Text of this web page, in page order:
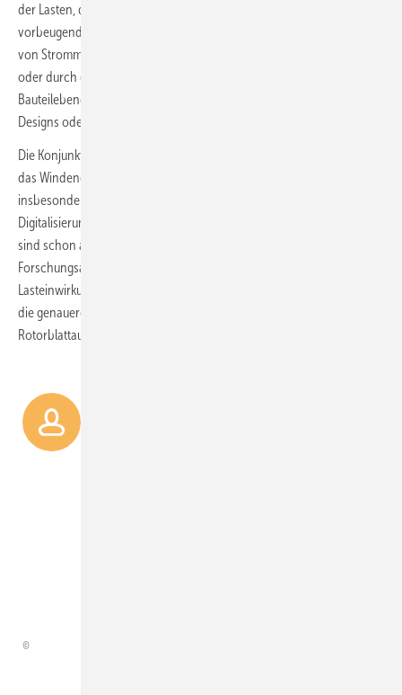
der Lasten, durch datengestützte Schadenfrüherkennung und
vorbeugende Reparatur schwächelnder Bauteile, durch Simulationen
von Strommarkttrends für zielgenaueren, lukrativeren Stromhandel
oder durch digitale Zwillinge, die ideale Betriebszustände bis auf
Bauteilebene simulieren, um sie dann durch Wartung, angepasste
Designs oder korrigierte Steuerung zu erreichen.
Die Konjunktur des Themas zeigt sich an den Instituten. So hat allein
das Windenergieforschungsinstitut Fraunhofer IWES seit 2020 und
insbesondere 2022 in schneller Folge 18 Forschungsvorhaben zur
Digitalisierung in Zusammenarbeit mit Unternehmen gestartet. Sechs
sind schon abgeschlossen, in einem Dutzend findet aktuell
Forschungsarbeit statt: zum Beispiel zur Analyse von
Lasteinwirkungen auf Rotorblätter und zu deren Vermeidung oder für
die genauere Kenntnis der Luftströmungen oder für genauere
Rotorblattauslegung.